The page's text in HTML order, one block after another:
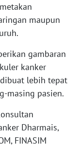
maupun
gambaran
kanker
lebih tepat
masing pasien.
Dharmais,
FINASIM